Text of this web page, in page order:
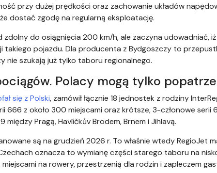
przy dużej prędkości oraz zachowanie układów
dostać zgodę na regularną eksploatację.
zdolny do osiągnięcia 200 km/h, ale zaczyna udowadniać,
pojazdu. Dla producenta z Bydgoszczy to
nie szukają już tylko taboru regionalnego.
Polacy mogą tylko
się z Polski, zamówił łącznie 18 jednostek z rodziny
666 z około 300 miejscami oraz krótsze, 3-członowe serii
między Pragą, Havlíčkův Brodem, Brnem i Jihlavą.
są na grudzień 2026 r. To właśnie wtedy RegioJet
oznacza to wymianę części starego taboru na
miejscami na rowery, przestrzenią dla rodzin i zapleczem